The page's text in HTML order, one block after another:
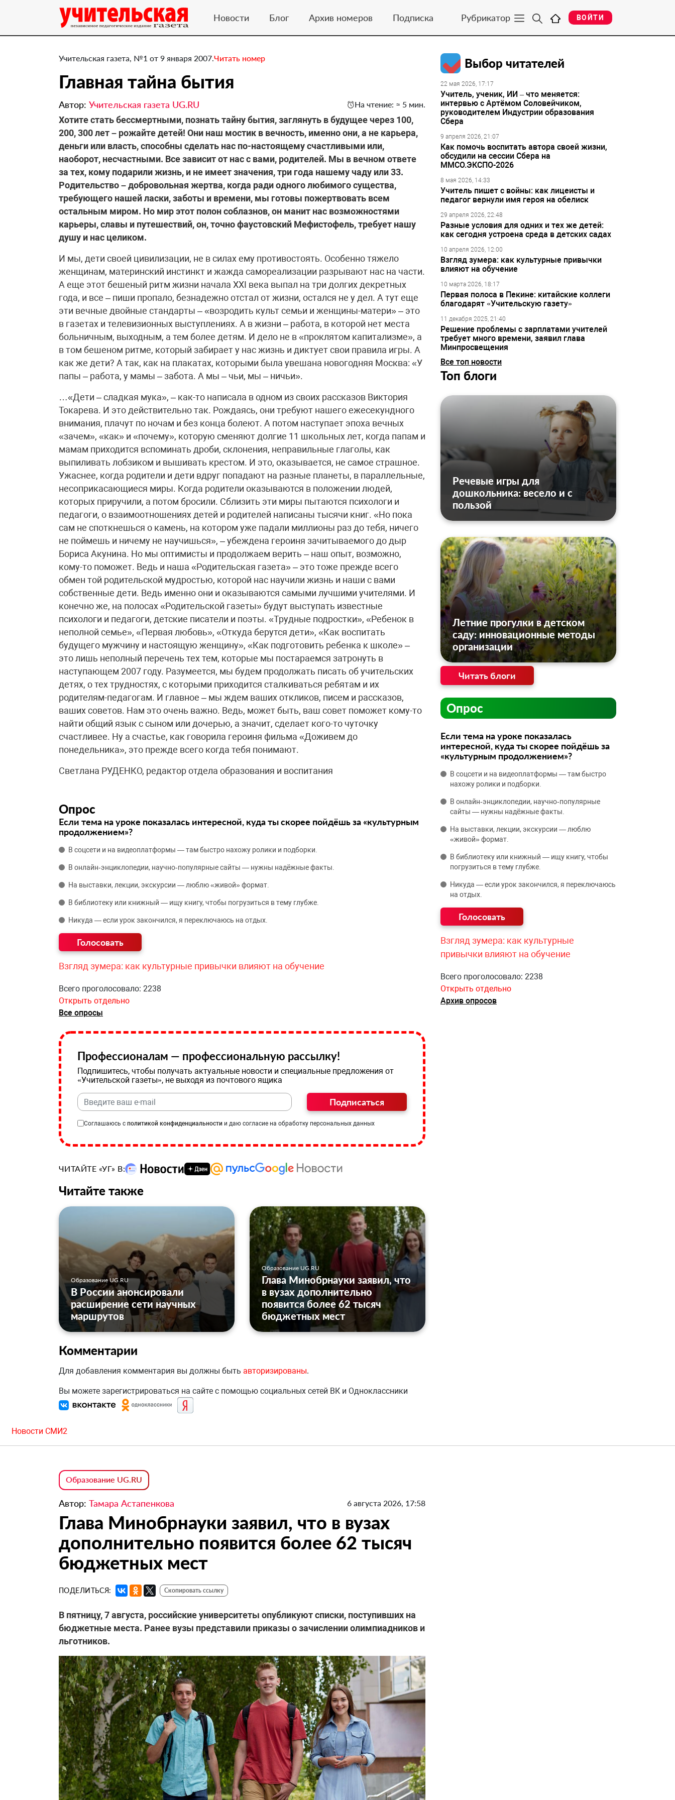
Новости Блог Архив номеров Подписка Рубрикатор ВОЙТИ
Учительская газета, №1 от 9 января 2007.Читать номер
Главная тайна бытия
Автор: Учительская газета UG.RU На чтение: ≈ 5 мин.
Хотите стать бессмертными, познать тайну бытия, заглянуть в будущее через 100,
200, 300 лет – рожайте детей! Они наш мостик в вечность, именно они, а не карьера,
деньги или власть, способны сделать нас по-настоящему счастливыми или,
наоборот, несчастными. Все зависит от нас с вами, родителей. Мы в вечном ответе
за тех, кому подарили жизнь, и не имеет значения, три года нашему чаду или 33.
Родительство – добровольная жертва, когда ради одного любимого существа,
требующего нашей ласки, заботы и времени, мы готовы пожертвовать всем
остальным миром. Но мир этот полон соблазнов, он манит нас возможностями
карьеры, славы и путешествий, он, точно фаустовский Мефистофель, требует нашу
душу и нас целиком.
И мы, дети своей цивилизации, не в силах ему противостоять. Особенно тяжело
женщинам, материнский инстинкт и жажда самореализации разрывают нас на части.
А еще этот бешеный ритм жизни начала XXI века выпал на три долгих декретных
года, и все – пиши пропало, безнадежно отстал от жизни, остался не у дел. А тут еще
эти вечные двойные стандарты – «возродить культ семьи и женщины-матери» – это
в газетах и телевизионных выступлениях. А в жизни – работа, в которой нет места
больничным, выходным, а тем более детям. И дело не в «проклятом капитализме», а
в том бешеном ритме, который забирает у нас жизнь и диктует свои правила игры. А
как же дети? А так, как на плакатах, которыми была увешана новогодняя Москва: «У
папы – работа, у мамы – забота. А мы – чьи, мы – ничьи».
…«Дети – сладкая мука», – как-то написала в одном из своих рассказов Виктория
Токарева. И это действительно так. Рождаясь, они требуют нашего ежесекундного
внимания, плачут по ночам и без конца болеют. А потом наступает эпоха вечных
«зачем», «как» и «почему», которую сменяют долгие 11 школьных лет, когда папам и
мамам приходится вспоминать дроби, склонения, неправильные глаголы, как
выпиливать лобзиком и вышивать крестом. И это, оказывается, не самое страшное.
Ужаснее, когда родители и дети вдруг попадают на разные планеты, в параллельные,
несоприкасающиеся миры. Когда родители оказываются в положении людей,
которых приручили, а потом бросили. Сблизить эти миры пытаются психологи и
педагоги, о взаимоотношениях детей и родителей написаны тысячи книг. «Но пока
сам не споткнешься о камень, на котором уже падали миллионы раз до тебя, ничего
не поймешь и ничему не научишься», – убеждена героиня зачитываемого до дыр
Бориса Акунина. Но мы оптимисты и продолжаем верить – наш опыт, возможно,
кому-то поможет. Ведь и наша «Родительская газета» – это тоже прежде всего
обмен той родительской мудростью, которой нас научили жизнь и наши с вами
собственные дети. Ведь именно они и оказываются самыми лучшими учителями. И
конечно же, на полосах «Родительской газеты» будут выступать известные
психологи и педагоги, детские писатели и поэты. «Трудные подростки», «Ребенок в
неполной семье», «Первая любовь», «Откуда берутся дети», «Как воспитать
будущего мужчину и настоящую женщину», «Как подготовить ребенка к школе» –
это лишь неполный перечень тех тем, которые мы постараемся затронуть в
наступающем 2007 году. Разумеется, мы будем продолжать писать об учительских
детях, о тех трудностях, с которыми приходится сталкиваться ребятам и их
родителям-педагогам. И главное – мы ждем ваших откликов, писем и рассказов,
ваших советов. Нам это очень важно. Ведь, может быть, ваш совет поможет кому-то
найти общий язык с сыном или дочерью, а значит, сделает кого-то чуточку
счастливее. Ну а счастье, как говорила героиня фильма «Доживем до
понедельника», это прежде всего когда тебя понимают.
Светлана РУДЕНКО, редактор отдела образования и воспитания
Опрос
Если тема на уроке показалась интересной, куда ты скорее пойдёшь за «культурным
продолжением»?
В соцсети и на видеоплатформы — там быстро нахожу ролики и подборки.
В онлайн‑энциклопедии, научно‑популярные сайты — нужны надёжные факты.
На выставки, лекции, экскурсии — люблю «живой» формат.
В библиотеку или книжный — ищу книгу, чтобы погрузиться в тему глубже.
Никуда — если урок закончился, я переключаюсь на отдых.
Взгляд зумера: как культурные привычки влияют на обучение
Всего проголосовало: 2238
Открыть отдельно
Все опросы
Профессионалам — профессиональную рассылку!
Подпишитесь, чтобы получать актуальные новости и специальные предложения от
«Учительской газеты», не выходя из почтового ящика
Подписаться
Соглашаюсь с политикой конфиденциальности и даю согласие на обработку персональных данных
ЧИТАЙТЕ «УГ» В:
Читайте также
Образование UG.RU
В России анонсировали
расширение сети научных
маршрутов
Образование UG.RU
Глава Минобрнауки заявил, что
в вузах дополнительно
появится более 62 тысяч
бюджетных мест
Комментарии
Для добавления комментария вы должны быть авторизированы.
Вы можете зарегистрироваться на сайте с помощью социальных сетей ВК и Одноклассники
Выбор читателей
22 мая 2026, 17:17
Учитель, ученик, ИИ – что меняется:
интервью с Артёмом Соловейчиком,
руководителем Индустрии образования
Сбера
9 апреля 2026, 21:07
Как помочь воспитать автора своей жизни,
обсудили на сессии Сбера на
ММСО.ЭКСПО-2026
8 мая 2026, 14:33
Учитель пишет с войны: как лицеисты и
педагог вернули имя героя на обелиск
29 апреля 2026, 22:48
Разные условия для одних и тех же детей:
как сегодня устроена среда в детских садах
10 апреля 2026, 12:00
Взгляд зумера: как культурные привычки
влияют на обучение
10 марта 2026, 18:17
Первая полоса в Пекине: китайские коллеги
благодарят «Учительскую газету»
11 декабря 2025, 21:40
Решение проблемы с зарплатами учителей
требует много времени, заявил глава
Минпросвещения
Все топ новости
Топ блоги
Речевые игры для
дошкольника: весело и с
пользой
Летние прогулки в детском
саду: инновационные методы
организации
Читать блоги
Опрос
Если тема на уроке показалась
интересной, куда ты скорее пойдёшь за
«культурным продолжением»?
В соцсети и на видеоплатформы — там быстро
нахожу ролики и подборки.
В онлайн‑энциклопедии, научно‑популярные
сайты — нужны надёжные факты.
На выставки, лекции, экскурсии — люблю
«живой» формат.
В библиотеку или книжный — ищу книгу, чтобы
погрузиться в тему глубже.
Никуда — если урок закончился, я переключаюсь
на отдых.
Взгляд зумера: как культурные
привычки влияют на обучение
Всего проголосовало: 2238
Открыть отдельно
Архив опросов
Новости СМИ2
Образование UG.RU
Автор: Тамара Астапенкова 6 августа 2026, 17:58
Глава Минобрнауки заявил, что в вузах
дополнительно появится более 62 тысяч
бюджетных мест
ПОДЕЛИТЬСЯ: Скопировать ссылку
В пятницу, 7 августа, российские университеты опубликуют списки, поступивших на
бюджетные места. Ранее вузы представили приказы о зачислении олимпиадников и
льготников.